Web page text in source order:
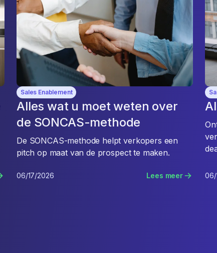
Sales Enablement
Alles wat u moet weten over
de SONCAS-methode
De SONCAS-methode helpt verkopers een
pitch op maat van de prospect te maken.
06/17/2026 Lees meer 06/